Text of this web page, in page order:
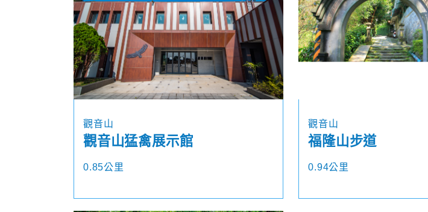
觀音山
觀音山猛禽展示館
0.85公里
觀音山
福隆山步道
0.94公里